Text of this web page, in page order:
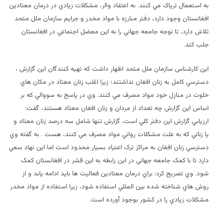
به استعمال ترياک مي کنند. به اعتقاد والر، مشکلات زيادي در درمان معتادين
افغانستان وجود دارد، دفتر مبارزه با مواد مخدر و جرايم سازمان ملل متحد
تلاش دارد، تا توجه جامعه جهاني را به اين معضل اجتماعي در افغانستان
جلب کند.
اين کارشناس سازمان ملل متحد اظهار داشت که تهيه کنندگان اين گزارش ،
دسترسي کامل به زنان افغان نداشتند؛ زيرا اغلب زنان معتاد در مکان هاي
خلوت در منازل خود مواد مصرف مي کنند. وي در پاسخ به سووالي که بر
اساس اين گزارش چه تعداد از مردان و زنان افغان معتاد هستند، گفت:
ارزيابي گزارش اين دفتر کلي است، گزارش تنها شامل سه درصد زنان معتاد و
يا زناني که به علت مشکلات رواني مواد مصرف مي کنند، هست . به گفته وي
دسترسي زنان افغان به مراکز ترک اعتياد بسيار محدود است اما اين نهاد سعي
دارد تا با کمک جامعه جهاني در اين رابطه به اين قشر در افغانستان کمک
شود. وي تصريح کرد: براي درمان معتادين فعاليت ها بايد ادامه يابد و از
روش هاي شناخته شده بين المللي استفاده شود، زيرا استفاده از مواد مخدر
مشکلات زيادي را در کشور بوجود آورده است.